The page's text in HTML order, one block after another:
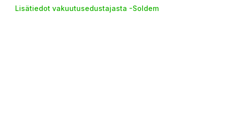
Lisätiedot vakuutusedustajasta -Soldem